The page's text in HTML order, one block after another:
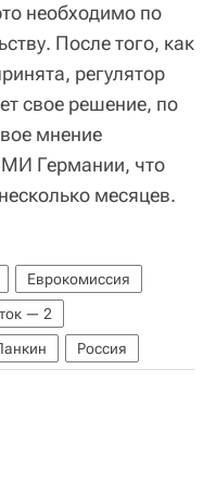
необходимо по
После того, как
регулятор
свое решение, по
мнение
Германии, что
месяцев.
Еврокомиссия
— 2
Россия